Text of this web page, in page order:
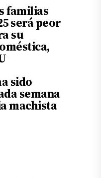
familias
será peor
su
sido
semana
machista